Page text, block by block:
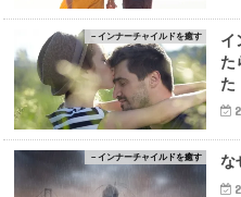
－インナーチャイルドを癒す
イ
た
た
－インナーチャイルドを癒す な